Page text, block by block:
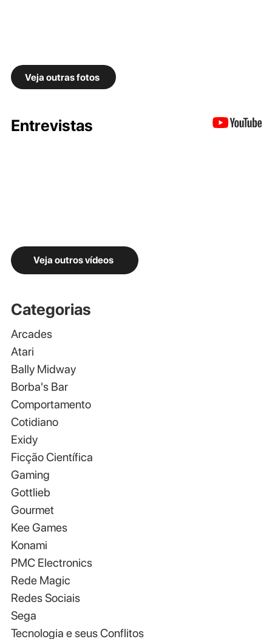
Veja outras fotos
Entrevistas
Veja outros vídeos
Categorias
Arcades
Atari
Bally Midway
Borba's Bar
Comportamento
Cotidiano
Exidy
Ficção Científica
Gaming
Gottlieb
Gourmet
Kee Games
Konami
PMC Electronics
Rede Magic
Redes Sociais
Sega
Tecnologia e seus Conflitos